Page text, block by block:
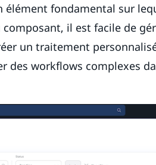
élément fondamental sur
il est facile de
un traitement
des workflows complexes